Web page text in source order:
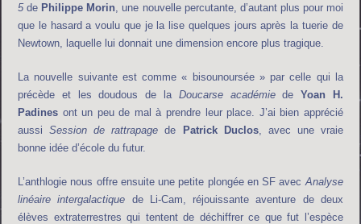
5de Philippe Morin , une nouvelle percutante, d’autant plus pour moi
que le hasard a voulu que je la lise quelques jours après la tuerie de
Newtown, laquelle lui donnait une dimension encore plus tragique.
La nouvelle suivante est comme « bisounoursée » par celle qui la
précède et les doudous de la Doucarse académiedeYoan H.
Padines ont un peu de mal à prendre leur place. J’ai bien apprécié
aussiSession de rattrapage de Patrick Duclos, avec une vraie
bonne idée d’école du futur.
L’anthlogie nous offre ensuite une petite plongée en SF avec Analyse
linéaire intergalactique de Li-Cam, réjouissante aventure de deux
élèves extraterrestres qui tentent de déchiffrer ce que fut l’espèce